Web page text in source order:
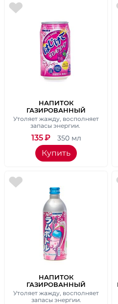
НАПИТОК
ГАЗИРОВАННЫЙ
SANGARIA "GRAPE" СО
ВКУСОМ ВИНОГРАДА, 350
Утоляет жажду, восполняет
запасы энергии.
135₽ 350 мл
Купить
НАПИТОК
ГАЗИРОВАННЫЙ
SANGARIA "GRAPE" СО
ВКУСОМ ВИНОГРАДА, 500
Утоляет жажду, восполняет
запасы энергии.